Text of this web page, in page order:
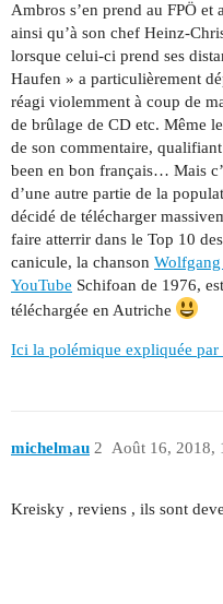
Ambros s’en prend au FPÖ et
ainsi qu’à son chef Heinz-
lorsque celui-ci prend ses
Haufen » a particulièrement
réagi violemment à coup de
de brûlage de CD etc. Même
de son commentaire,
been en bon français… Mais
d’une autre partie de la
décidé de télécharger
faire atterrir dans le Top 10
canicule, la chanson
YouTube Schifoan de 1976,
téléchargée en Autriche
Ici la polémique expliquée par
michelmau Août 16, 2018,
2
Kreisky , reviens , ils sont